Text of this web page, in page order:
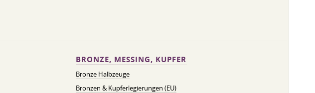
BRONZE, MESSING, KUPFER
Bronze Halbzeuge
Bronzen & Kupferlegierungen (EU)